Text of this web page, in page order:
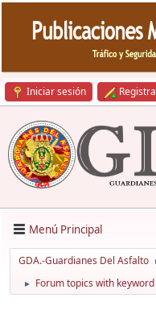
Iniciar sesión
Menú Principal
GDA.-Guardianes Del Asfalto
► Forum topics with